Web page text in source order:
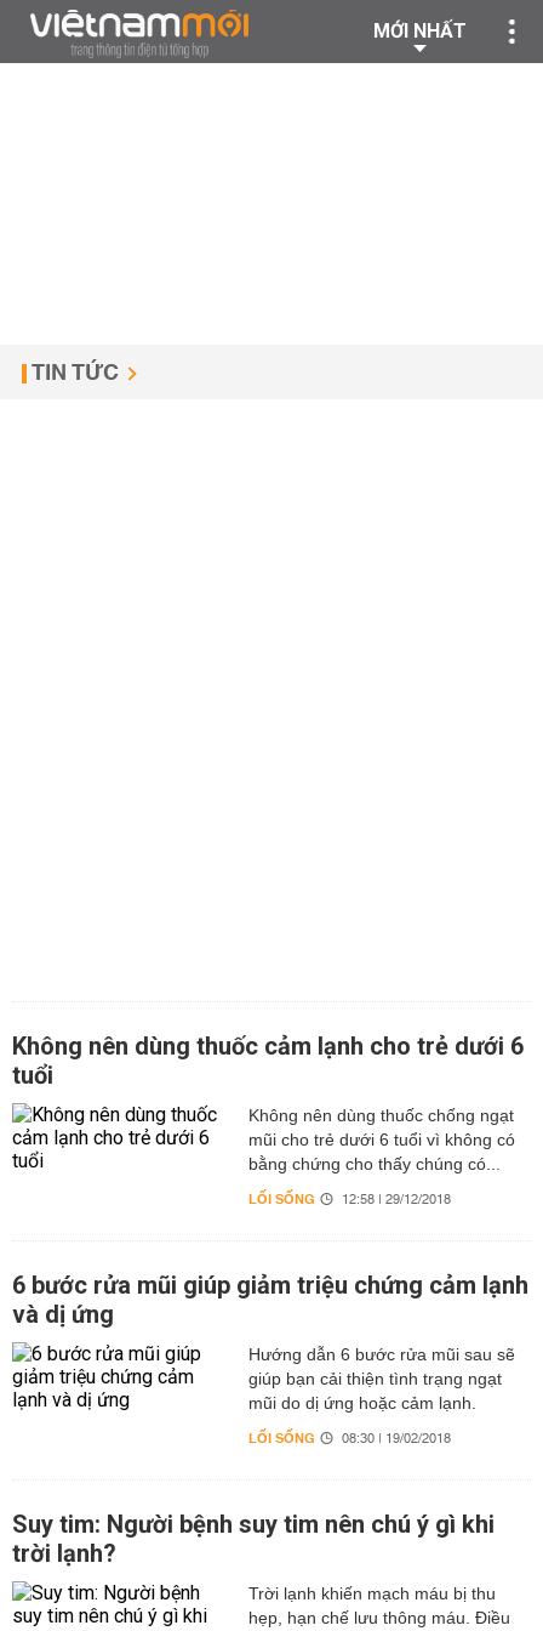
MỚI NHẤT
TIN TỨC
Không nên dùng thuốc cảm lạnh cho trẻ dưới 6
tuổi
Không nên dùng thuốc chống ngạt
mũi cho trẻ dưới 6 tuổi vì không có
bằng chứng cho thấy chúng có...
LỐI SỐNG 12:58 | 29/12/2018
6 bước rửa mũi giúp giảm triệu chứng cảm lạnh
và dị ứng
Hướng dẫn 6 bước rửa mũi sau sẽ
giúp bạn cải thiện tình trạng ngạt
mũi do dị ứng hoặc cảm lạnh.
LỐI SỐNG 08:30 | 19/02/2018
Suy tim: Người bệnh suy tim nên chú ý gì khi
trời lạnh?
Trời lạnh khiến mạch máu bị thu
hẹp, hạn chế lưu thông máu. Điều